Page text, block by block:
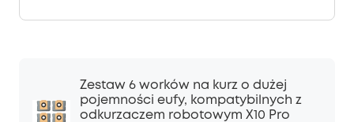
Zestaw 6 worków na kurz o dużej
pojemności eufy, kompatybilnych z
odkurzaczem robotowym X10 Pro